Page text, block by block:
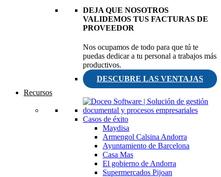
DEJA QUE NOSOTROS
VALIDEMOS TUS FACTURAS DE
PROVEEDOR
Nos ocupamos de todo para que tú te
puedas dedicar a tu personal a trabajos más
productivos.
DESCUBRE LAS VENTAJAS
Recursos
Casos de éxito
Maydisa
Armengol Calsina Andorra
Ayuntamiento de Barcelona
Casa Mas
El gobierno de Andorra
Supermercados Pijoan